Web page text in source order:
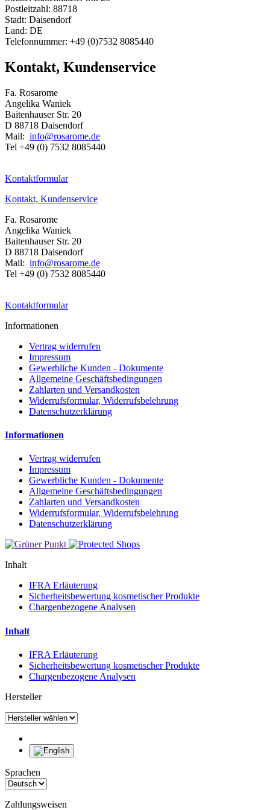
Postleitzahl: 88718
Stadt: Daisendorf
Land: DE
Telefonnummer: +49 (0)7532 8085440
Kontakt, Kundenservice
Fa. Rosarome
Angelika Waniek
Baitenhauser Str. 20
D 88718 Daisendorf
Mail: info@rosarome.de
Tel +49 (0) 7532 8085440
Kontaktformular
Kontakt, Kundenservice
Fa. Rosarome
Angelika Waniek
Baitenhauser Str. 20
D 88718 Daisendorf
Mail: info@rosarome.de
Tel +49 (0) 7532 8085440
Kontaktformular
Informationen
Vertrag widerrufen
Impressum
Gewerbliche Kunden - Dokumente
Allgemeine Geschäftsbedingungen
Zahlarten und Versandkosten
Widerrufsformular, Widerrufsbelehrung
Datenschutzerklärung
Informationen
Vertrag widerrufen
Impressum
Gewerbliche Kunden - Dokumente
Allgemeine Geschäftsbedingungen
Zahlarten und Versandkosten
Widerrufsformular, Widerrufsbelehrung
Datenschutzerklärung
Inhalt
IFRA Erläuterung
Sicherheitsbewertung kosmetischer Produkte
Chargenbezogene Analysen
Inhalt
IFRA Erläuterung
Sicherheitsbewertung kosmetischer Produkte
Chargenbezogene Analysen
Hersteller
Sprachen
Zahlungsweisen